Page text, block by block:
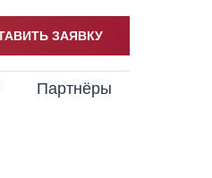
ЗАЯВКУ
Партнёры